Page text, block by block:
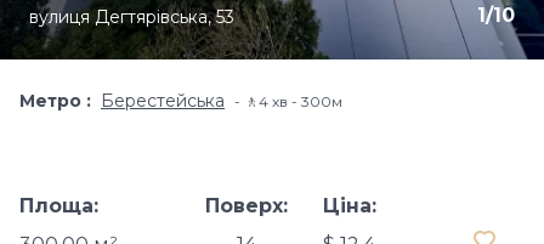
1/10
вулиця Дегтярівська, 53
Метро Берестейська 🚶4 хв - 300м
Площа:
Поверх:
Ціна: